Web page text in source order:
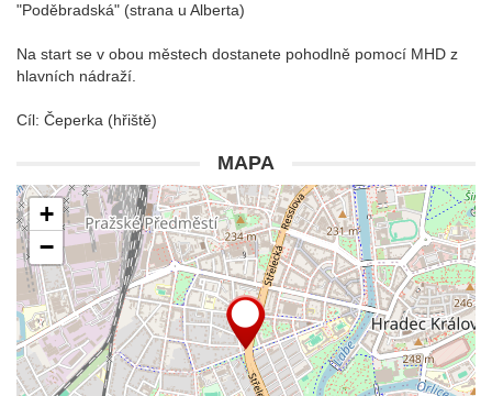
"Poděbradská" (strana u Alberta)
Na start se v obou městech dostanete pohodlně pomocí MHD z
hlavních nádraží.
Cíl: Čeperka (hřiště)
MAPA
+
−